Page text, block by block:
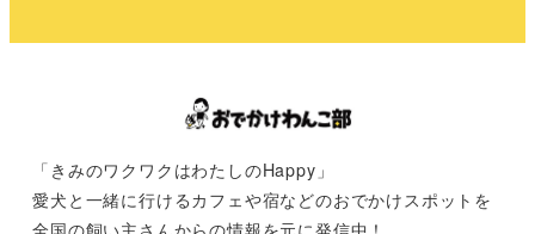
「きみのワクワクはわたしのHappy」
愛犬と一緒に行けるカフェや宿などのおでかけスポットを
全国の飼い主さんからの情報を元に発信中！